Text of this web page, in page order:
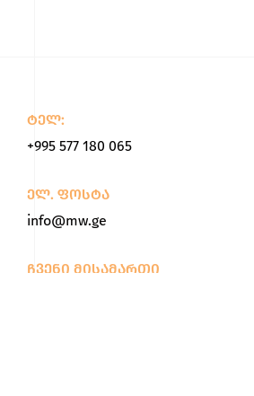
ტელ:
+995 577 180 065
ელ. ფოსტა
info@mw.ge
ჩვენი მისამართი